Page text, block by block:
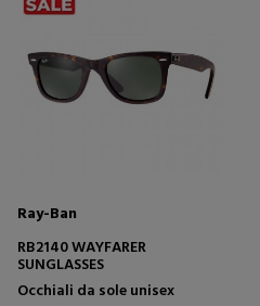
Ray-Ban
RB2140 WAYFARER
SUNGLASSES
Occhiali da sole unisex